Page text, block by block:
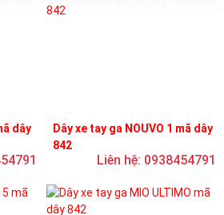
dây
Dây xe tay ga NOUVO 1 mã dây
842
Liên hệ: 0938454791